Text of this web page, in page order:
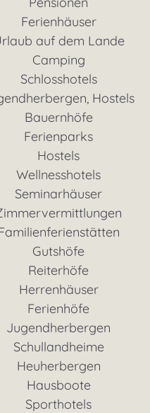
Ferienhäuser
auf dem Lande
Camping
Schlosshotels
Hostels
Bauernhöfe
Ferienparks
Hostels
Wellnesshotels
Seminarhäuser
Gutshöfe
Reiterhöfe
Herrenhäuser
Ferienhöfe
Jugendherbergen
Schullandheime
Heuherbergen
Hausboote
Sporthotels